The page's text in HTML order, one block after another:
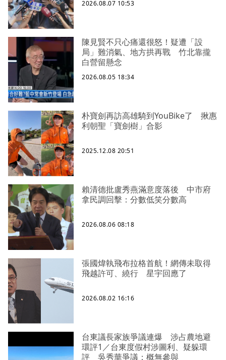
2026.08.07 10:53
陳見賢不只心痛還很怒！疑遭「設
局」難消氣、地方拱再戰 竹北靠攏
白營留懸念
2026.08.05 18:34
朴寶劍再訪高雄騎到YouBike了 揪惠
利朝聖「寶劍樹」合影
2025.12.08 20:51
賴清德批盧秀燕滿意度落後 中市府
拿民調回擊：分數低笑分數高
2026.08.06 08:18
張國煒執飛布拉格首航！網傳未取得
飛越許可、繞行 星宇回應了
2026.08.02 16:16
台東議長家族爭議連爆 涉占農地避
環評1／台東度假村涉圖利、疑躲環
評 吳秀華爭議：概無參與